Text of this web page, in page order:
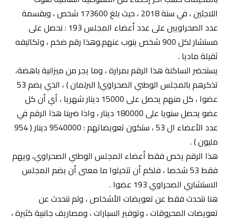
اللاجئين ، في سنة 2018 ، حيث بلغ 173600 شخص ، وبقسمة
عدد الصحراويين على عدد أعضاء المجلس 193 : نحصل على
مستشار لكل 900 شخص ينوب عنهم.وهذا رقم ضخم ، وتكاليفه
ثقيلة ماديا .
يستحضر الساكنة هذا الرقم بمرارة ، وما يجر من ميزانية باهضة،
تذكرهم بالمجلس الوطني الصحراوي( البرلمان ) ، الذي يضم 53
عضوا ، كل منهم يحصل على 15000 دينار شهريا ، أي أن كل
عضو يحصل سنويا على 180000 دينار ، واذا ضربنا هذا الرقم في
عدد الأعضاء ال 53 ، ستكون تعويضاتهم : 9540000 دينار ( 954
مليون ) .
هذا الرقم يخص فقط أعضاء المجلس الوطني الصحراوي، ويهم
فقط 53 شخصا ، فلكم أن تتخيلوا ما معنى أن يضم المجلس
الاستشاري الصحراوي 193 عضوا .
هنا نتحدث فقط عن تعويضات الأشخاص ، ولم نتحدث عن
تعويضات المحروقات ، وتوفير السيارات ، ومصاريف جانبية كثيرة ،